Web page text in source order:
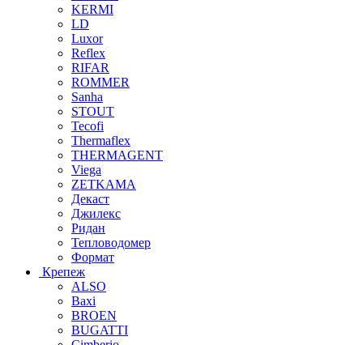
KERMI
LD
Luxor
Reflex
RIFAR
ROMMER
Sanha
STOUT
Tecofi
Thermaflex
THERMAGENT
Viega
ZETKAMA
Декаст
Джилекс
Ридан
Тепловодомер
Формат
Крепеж
ALSO
Baxi
BROEN
BUGATTI